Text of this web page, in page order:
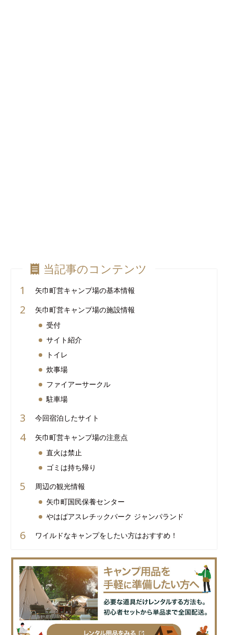
当記事のコンテンツ
矢巾町営キャンプ場の基本情報
矢巾町営キャンプ場の施設情報
受付
サイト紹介
トイレ
炊事場
ファイアーサークル
駐車場
今回宿泊したサイト
矢巾町営キャンプ場の注意点
直火は禁止
ゴミは持ち帰り
周辺の観光情報
矢巾町国民保養センター
やはばアスレチックパーク ジャンパランド
ワイルドなキャンプをしたい方はおすすめ！